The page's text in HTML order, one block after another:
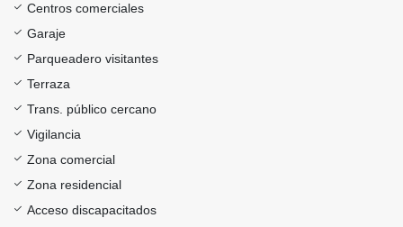
Centros comerciales
Garaje
Parqueadero visitantes
Terraza
Trans. público cercano
Vigilancia
Zona comercial
Zona residencial
Acceso discapacitados